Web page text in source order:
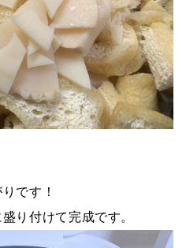
です！
り付けて完成です。